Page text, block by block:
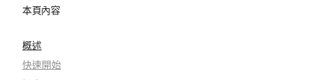
本頁內容
概述
快速開始